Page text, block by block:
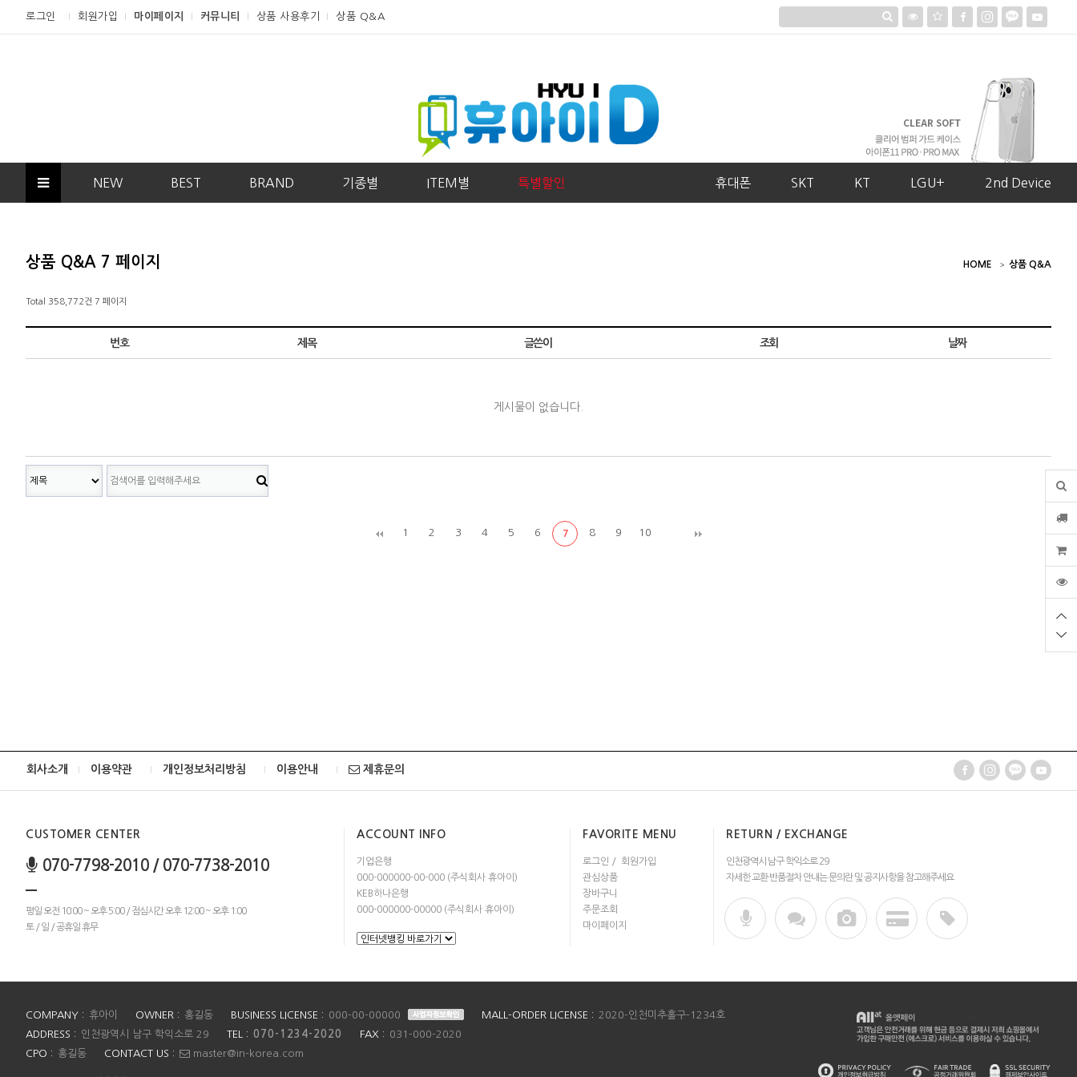
로그인 회원가입 마이페이지 커뮤니티 상품 사용후기 상품 Q&A
NEW BEST BRAND 기종별 ITEM별 특별할인 휴대폰 SKT KT LGU+ 2nd Device
HOME 상품 Q&A
상품 Q&A 7 페이지
Total 358,772건 7 페이지
번호 제목 글쓴이 조회 날짜
게시물이 없습니다.
1 2 3 4 5 6 7 8 9 10
회사소개 이용약관 개인정보처리방침 이용안내 제휴문의
CUSTOMER CENTER
070-7798-2010 / 070-7738-2010
평일 오전 10:00 ~ 오후 5:00 / 점심시간 오후 12:00 ~ 오후 1:00
토 / 일 / 공휴일 휴무
ACCOUNT INFO
기업은행
000-000000-00-000 (주식회사 휴아이)
KEB하나은행
000-000000-00000 (주식회사 휴아이)
FAVORITE MENU
로그인
회원가입
관심상품
장바구니
주문조회
마이페이지
RETURN / EXCHANGE
인천광역시 남구 학익소로 29
자세한 교환·반품절차 안내는 문의란 및 공지사항을 참고해주세요
COMPANY : 휴아이 OWNER : 홍길동 BUSINESS LICENSE : 000-00-00000 MALL-ORDER LICENSE :
2020-인천미추홀구-1234호
ADDRESS :
인천광역시 남구 학익소로 29 TEL : 070-1234-2020 FAX :
031-000-2020
CPO :
홍길동 CONTACT US : master@in-korea.com